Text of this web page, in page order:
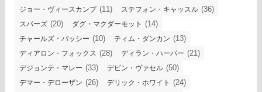
ジョー・ヴィースカンプ(11) ステフォン・キャッスル (36)
スパーズ (20) ダグ・マクダーモット (14)
チャールズ・バッシー (10) ティム・ダンカン (13)
ディアロン・フォックス (28) ディラン・ハーパー (21)
デジョンテ・マレー (33) デビン・ヴァセル (50)
デマー・デローザン (26) デリック・ホワイト (24)